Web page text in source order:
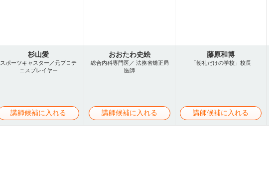
杉山愛
スポーツキャスター／元プロテ
ニスプレイヤー
講師候補に入れる
おおたわ史絵
総合内科専門医／ 法務省矯正局
医師
講師候補に入れる
藤原和博
「朝礼だけの学校」校長
講師候補に入れる